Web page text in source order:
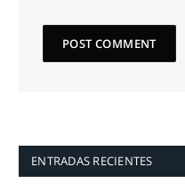
ENTRADAS RECIENTES